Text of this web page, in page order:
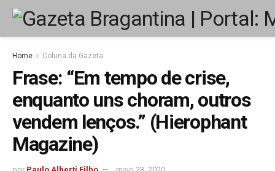
Home Coluna da Gazeta
Frase: “Em tempo de crise,
enquanto uns choram, outros
vendem lenços.” (Hierophant
Magazine)